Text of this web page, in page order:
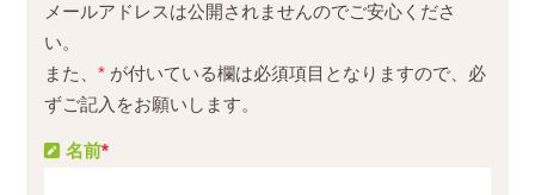
メールアドレスは公開されませんのでご安心くださ
い。
また、* が付いている欄は必須項目となりますので、必
ずご記入をお願いします。
名前*